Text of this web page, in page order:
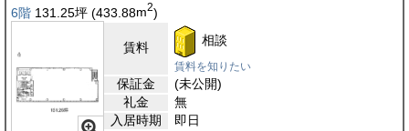
6階 131.25坪 (433.88m2)
賃料 相談
賃料を知りたい
保証金
(未公開)
礼金
無
入居時期
即日